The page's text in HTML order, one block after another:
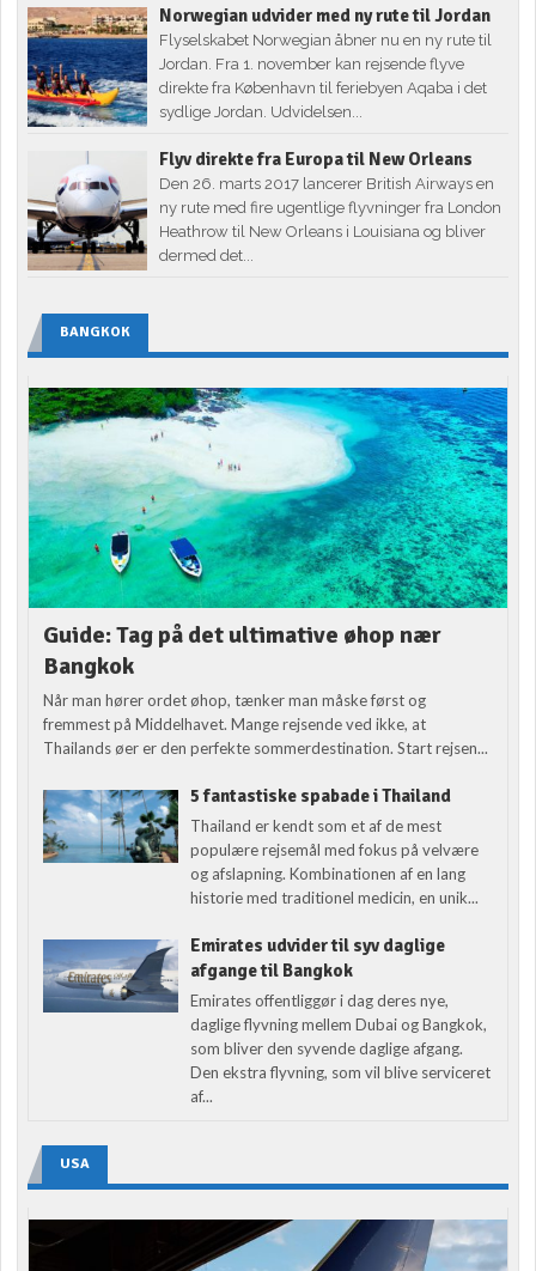
Norwegian udvider med ny rute til Jordan
Flyselskabet Norwegian åbner nu en ny rute til
Jordan. Fra 1. november kan rejsende flyve
direkte fra København til feriebyen Aqaba i det
sydlige Jordan. Udvidelsen...
Flyv direkte fra Europa til New Orleans
Den 26. marts 2017 lancerer British Airways en
ny rute med fire ugentlige flyvninger fra London
Heathrow til New Orleans i Louisiana og bliver
dermed det...
BANGKOK
Guide: Tag på det ultimative øhop nær
Bangkok
Når man hører ordet øhop, tænker man måske først og
fremmest på Middelhavet. Mange rejsende ved ikke, at
Thailands øer er den perfekte sommerdestination. Start rejsen...
5 fantastiske spabade i Thailand
Thailand er kendt som et af de mest
populære rejsemål med fokus på velvære
og afslapning. Kombinationen af en lang
historie med traditionel medicin, en unik...
Emirates udvider til syv daglige
afgange til Bangkok
Emirates offentliggør i dag deres nye,
daglige flyvning mellem Dubai og Bangkok,
som bliver den syvende daglige afgang.
Den ekstra flyvning, som vil blive serviceret
af...
USA